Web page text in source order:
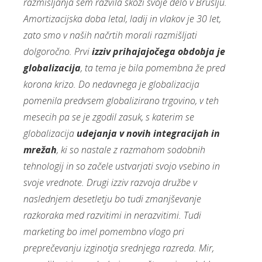
Amortizacijska doba letal, ladij in vlakov je 30 let,
zato smo v naših načrtih morali razmišljati
dolgoročno. Prviizziv prihajajočega obdobja je
globalizacija, ta tema je bila pomembna že pred
korona krizo. Do nedavnega je globalizacija
pomenila predvsem globalizirano trgovino, v teh
mesecih pa se je zgodil zasuk, s katerim se
globalizacija udejanja v novih integracijah in
mrežah, ki so nastale z razmahom sodobnih
tehnologij in so začele ustvarjati svojo vsebino in
svoje vrednote. Drugi izziv razvoja družbe v
naslednjem desetletju bo tudi zmanjševanje
razkoraka med razvitimi in nerazvitimi. Tudi
marketing bo imel pomembno vlogo pri
preprečevanju izginotja srednjega razreda. Mir,